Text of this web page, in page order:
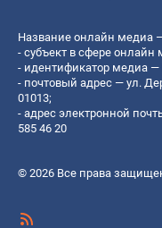
Название онлайн медиа —
- субъект в сфере онлайн
- идентификатор медиа —
- почтовый адрес — ул.
01013;
- адрес электронной
585 46 20
© 2026 Все права